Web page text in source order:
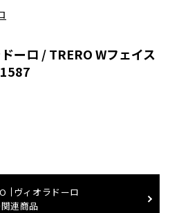
ーロ / TRERO Wフェイス
ヴィオラドーロ
連商品